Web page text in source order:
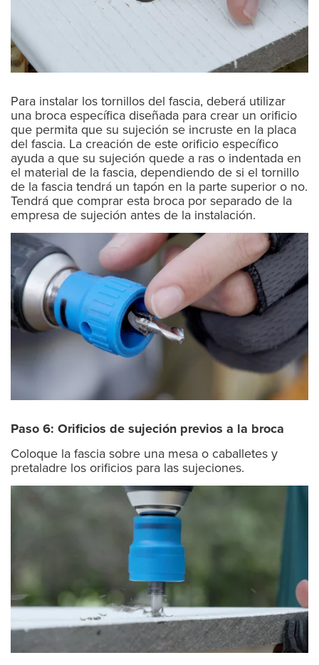
Para instalar los tornillos del fascia, deberá utilizar
una broca específica diseñada para crear un orificio
que permita que su sujeción se incruste en la placa
del fascia. La creación de este orificio específico
ayuda a que su sujeción quede a ras o indentada en
el material de la fascia, dependiendo de si el tornillo
de la fascia tendrá un tapón en la parte superior o no.
Tendrá que comprar esta broca por separado de la
empresa de sujeción antes de la instalación.
Paso 6: Orificios de sujeción previos a la broca
Coloque la fascia sobre una mesa o caballetes y
pretaladre los orificios para las sujeciones.